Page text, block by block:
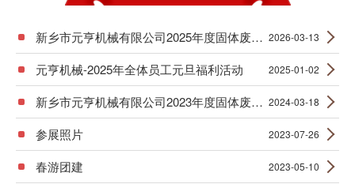
新乡市元亨机械有限公司2025年度固体废物产生信息公示 2026-03-13
元亨机械-2025年全体员工元旦福利活动 2025-01-02
新乡市元亨机械有限公司2023年度固体废物产生信息公示 2024-03-18
参展照片 2023-07-26
春游团建 2023-05-10